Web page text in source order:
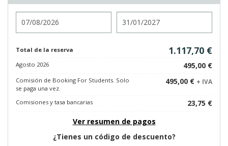
Total de la reserva 1.117,70 €
Agosto 2026 495,00 €
Comisión de Booking For Students. Solo
se paga una vez.
495,00 € + IVA
Comisiones y tasa bancarias
23,75 €
Ver resumen de pagos
¿Tienes un código de descuento?